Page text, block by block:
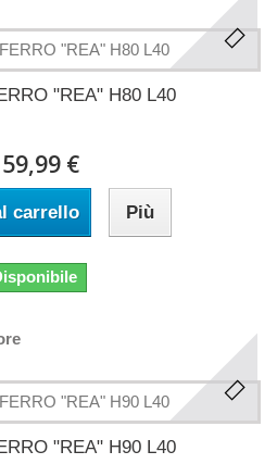
"REA" H80 L40
€
carrello Più
"REA" H90 L40